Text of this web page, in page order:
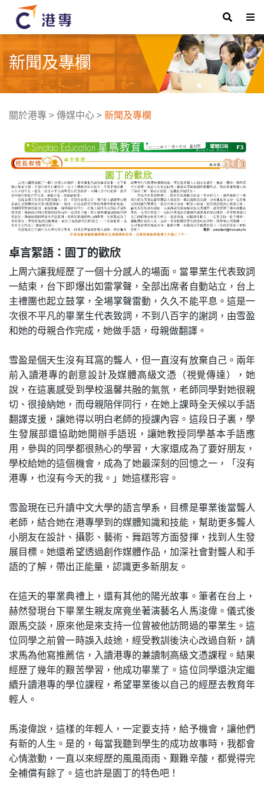
新聞及專欄
關於港專>傳媒中心>新聞及專欄
卓言絮語：園丁的歡欣
上周六讓我經歷了一個十分感人的場面。當畢業生代表致詞
一結束，台下即爆出如雷掌聲，全部出席者自動站立，台上
主禮團也起立鼓掌，全場掌聲雷動，久久不能平息。這是一
次很不平凡的畢業生代表致詞，不到八百字的謝詞，由雪盈
和她的母親合作完成，她做手語，母親做翻譯。
雪盈是個天生沒有耳窩的聾人，但一直沒有放棄自己。兩年
前入讀港專的創意設計及媒體高級文憑（視覺傳達），她
說，在這裏感受到學校溫馨共融的氣氛，老師同學對她很親
切、很接納她，而母親陪伴同行，在她上課時全天候以手語
翻譯支援，讓她得以明白老師的授課內容。這段日子裏，學
生發展部還協助她開辦手語班，讓她教授同學基本手語應
用，參與的同學都很熱心的學習，大家還成為了要好朋友，
學校給她的這個機會，成為了她最深刻的回憶之一，「沒有
港專，也沒有今天的我。」她這樣形容。
雪盈現在已升讀中文大學的語言學系，目標是畢業後當聾人
老師，結合她在港專學到的媒體知識和技能，幫助更多聾人
小朋友在設計、攝影、藝術、舞蹈等方面發揮，找到人生發
展目標。她還希望透過創作媒體作品，加深社會對聾人和手
語的了解，帶出正能量，認識更多新朋友。
在這天的畢業典禮上，還有其他的陽光故事。筆者在台上，
赫然發現台下畢業生親友席竟坐著演藝名人馬浚偉。儀式後
跟馬交談，原來他是來支持一位曾被他訪問過的畢業生。這
位同學之前曾一時誤入歧途，經受教訓後決心改過自新，請
求馬為他寫推薦信，入讀港專的兼讀制高級文憑課程。結果
經歷了幾年的艱苦學習，他成功畢業了。這位同學還決定繼
續升讀港專的學位課程，希望畢業後以自己的經歷去教育年
輕人。
馬浚偉說，這樣的年輕人，一定要支持，給予機會，讓他們
有新的人生。是的，每當我聽到學生的成功故事時，我都會
心情激動，一直以來經歷的風風雨雨、艱難辛酸，都覺得完
全補償有餘了。這也許是園丁的特色吧！